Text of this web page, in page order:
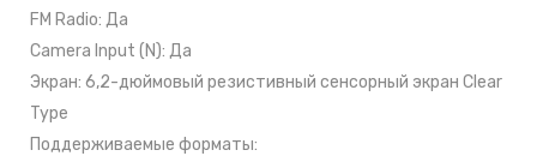
FM Radio: Да
Camera Input (N): Да
Экран: 6,2-дюймовый резистивный сенсорный экран Clear
Type
Поддерживаемые форматы: